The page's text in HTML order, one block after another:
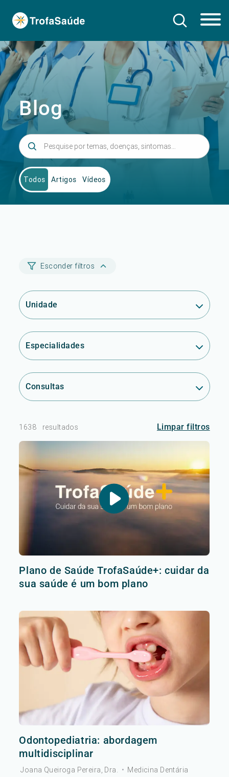
Blog
Todos Artigos Vídeos
Esconder filtros
Unidade
Especialidades
Consultas
1638 resultados Limpar filtros
Plano de Saúde TrofaSaúde+: cuidar da
sua saúde é um bom plano
Odontopediatria: abordagem
multidisciplinar
Joana Queiroga Pereira, Dra. • Medicina Dentária